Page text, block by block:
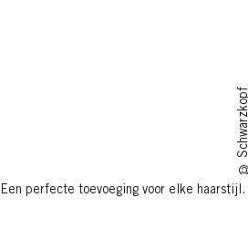
© Schwarzkopf
perfecte toevoeging voor elke haarstijl.